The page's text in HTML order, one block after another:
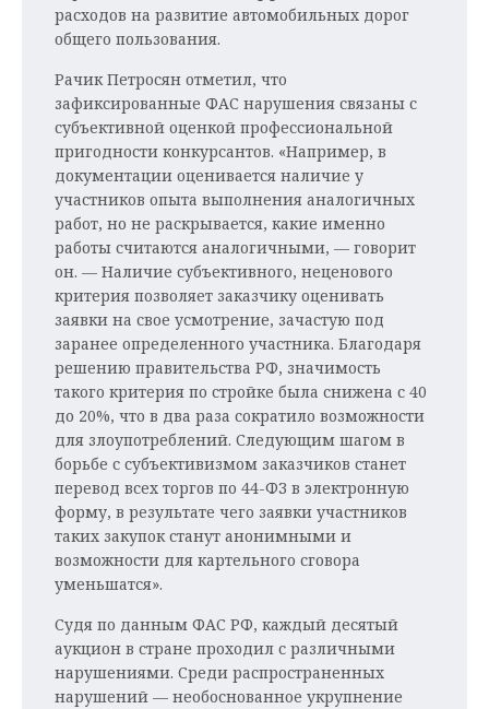
расходов на развитие автомобильных дорог
общего пользования.
Рачик Петросян отметил, что
зафиксированные ФАС нарушения связаны с
субъективной оценкой профессиональной
пригодности конкурсантов. «Например, в
документации оценивается наличие у
участников опыта выполнения аналогичных
работ, но не раскрывается, какие именно
работы считаются аналогичными, — говорит
он. — Наличие субъективного, неценового
критерия позволяет заказчику оценивать
заявки на свое усмотрение, зачастую под
заранее определенного участника. Благодаря
решению правительства РФ, значимость
такого критерия по стройке была снижена с 40
до 20%, что в два раза сократило возможности
для злоупотреблений. Следующим шагом в
борьбе с субъективизмом заказчиков станет
перевод всех торгов по 44-ФЗ в электронную
форму, в результате чего заявки участников
таких закупок станут анонимными и
возможности для картельного сговора
уменьшатся».
Судя по данным ФАС РФ, каждый десятый
аукцион в стране проходил с различными
нарушениями. Среди распространенных
нарушений — необоснованное укрупнение